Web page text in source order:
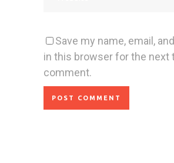
Save my name, email,
in this browser for the next
comment.